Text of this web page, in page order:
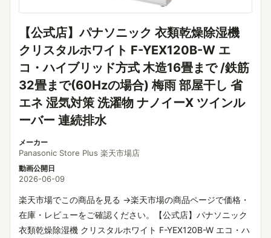
【公式店】パナソニック 衣類乾燥除湿機
クリスタルホワイト F-YEX120B-W エ
コ・ハイブリッド方式 木造16畳まで /鉄筋
32畳まで(60Hzの場合) 梅雨 部屋干し 省
エネ 湿気対策 洗濯物 ナノイーX ツインル
ーバー 連続排水
メーカー
Panasonic Store Plus 楽天市場店
動画公開日
2026-06-09
楽天市場でこの商品を見る →楽天市場の商品ページで価格・
在庫・レビューをご確認ください。【公式店】パナソニック
衣類乾燥除湿機 クリスタルホワイト F-YEX120B-W エコ・ハ